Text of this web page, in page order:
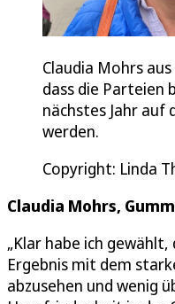
Claudia Mohrs
dass die Parteien
nächstes Jahr auf
werden.
Copyright: Linda
Claudia Mohrs,
„Klar habe ich
Ergebnis mit dem
abzusehen und wenig